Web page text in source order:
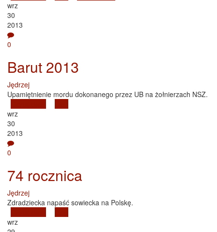
wrz
30
2013
0
Barut 2013
Jędrzej
Upamiętnienie mordu dokonanego przez UB na żołnierzach NSZ.
wrz
30
2013
0
74 rocznica
Jędrzej
Zdradziecka napaść sowiecka na Polskę.
wrz